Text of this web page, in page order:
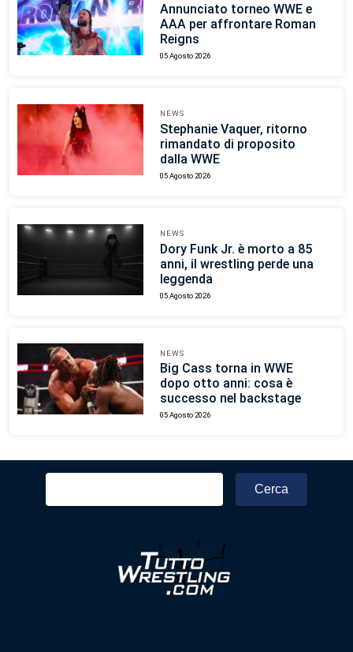
Annunciato torneo WWE e
AAA per affrontare Roman
Reigns
05 Agosto 2026
NEWS
Stephanie Vaquer, ritorno
rimandato di proposito
dalla WWE
05 Agosto 2026
NEWS
Dory Funk Jr. è morto a 85
anni, il wrestling perde una
leggenda
05 Agosto 2026
NEWS
Big Cass torna in WWE
dopo otto anni: cosa è
successo nel backstage
05 Agosto 2026